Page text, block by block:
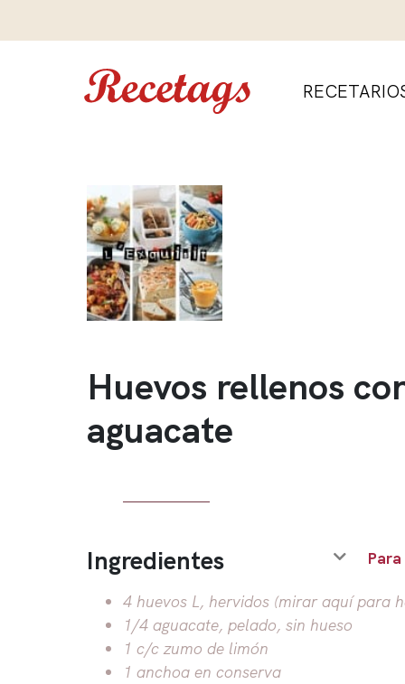
Huevos rellenos
aguacate
Ingredientes
4 huevos L, hervidos (mirar aquí para
1/4 aguacate, pelado, sin hueso
1 c/c zumo de limón
1 anchoa en conserva